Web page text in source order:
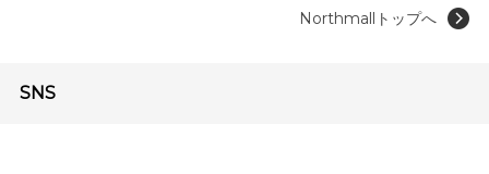
Northmallトップへ
SNS